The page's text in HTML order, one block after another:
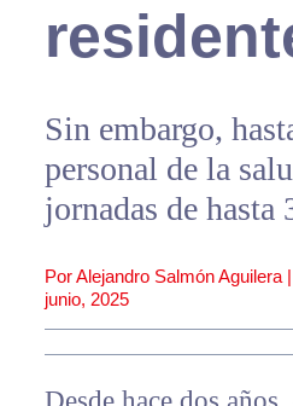
Sin embargo,
personal de la
jornadas de hasta
Por Alejandro Salmón Aguilera
junio, 2025